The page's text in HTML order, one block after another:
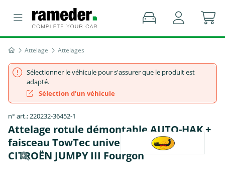
Attelage Attelages
Sélectionner le véhicule pour s'assurer que le produit est
adapté.
Sélection d'un véhicule
n° art.: 220232-36452-1
Attelage rotule démontable AUTO-HAK +
faisceau TowTec universel 7 broches -
CITROËN JUMPY III Fourgon